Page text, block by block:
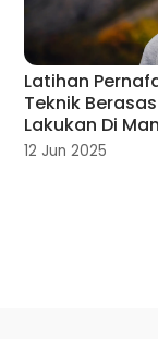
Latihan
Teknik
Lakukan Di
12 Jun 2025